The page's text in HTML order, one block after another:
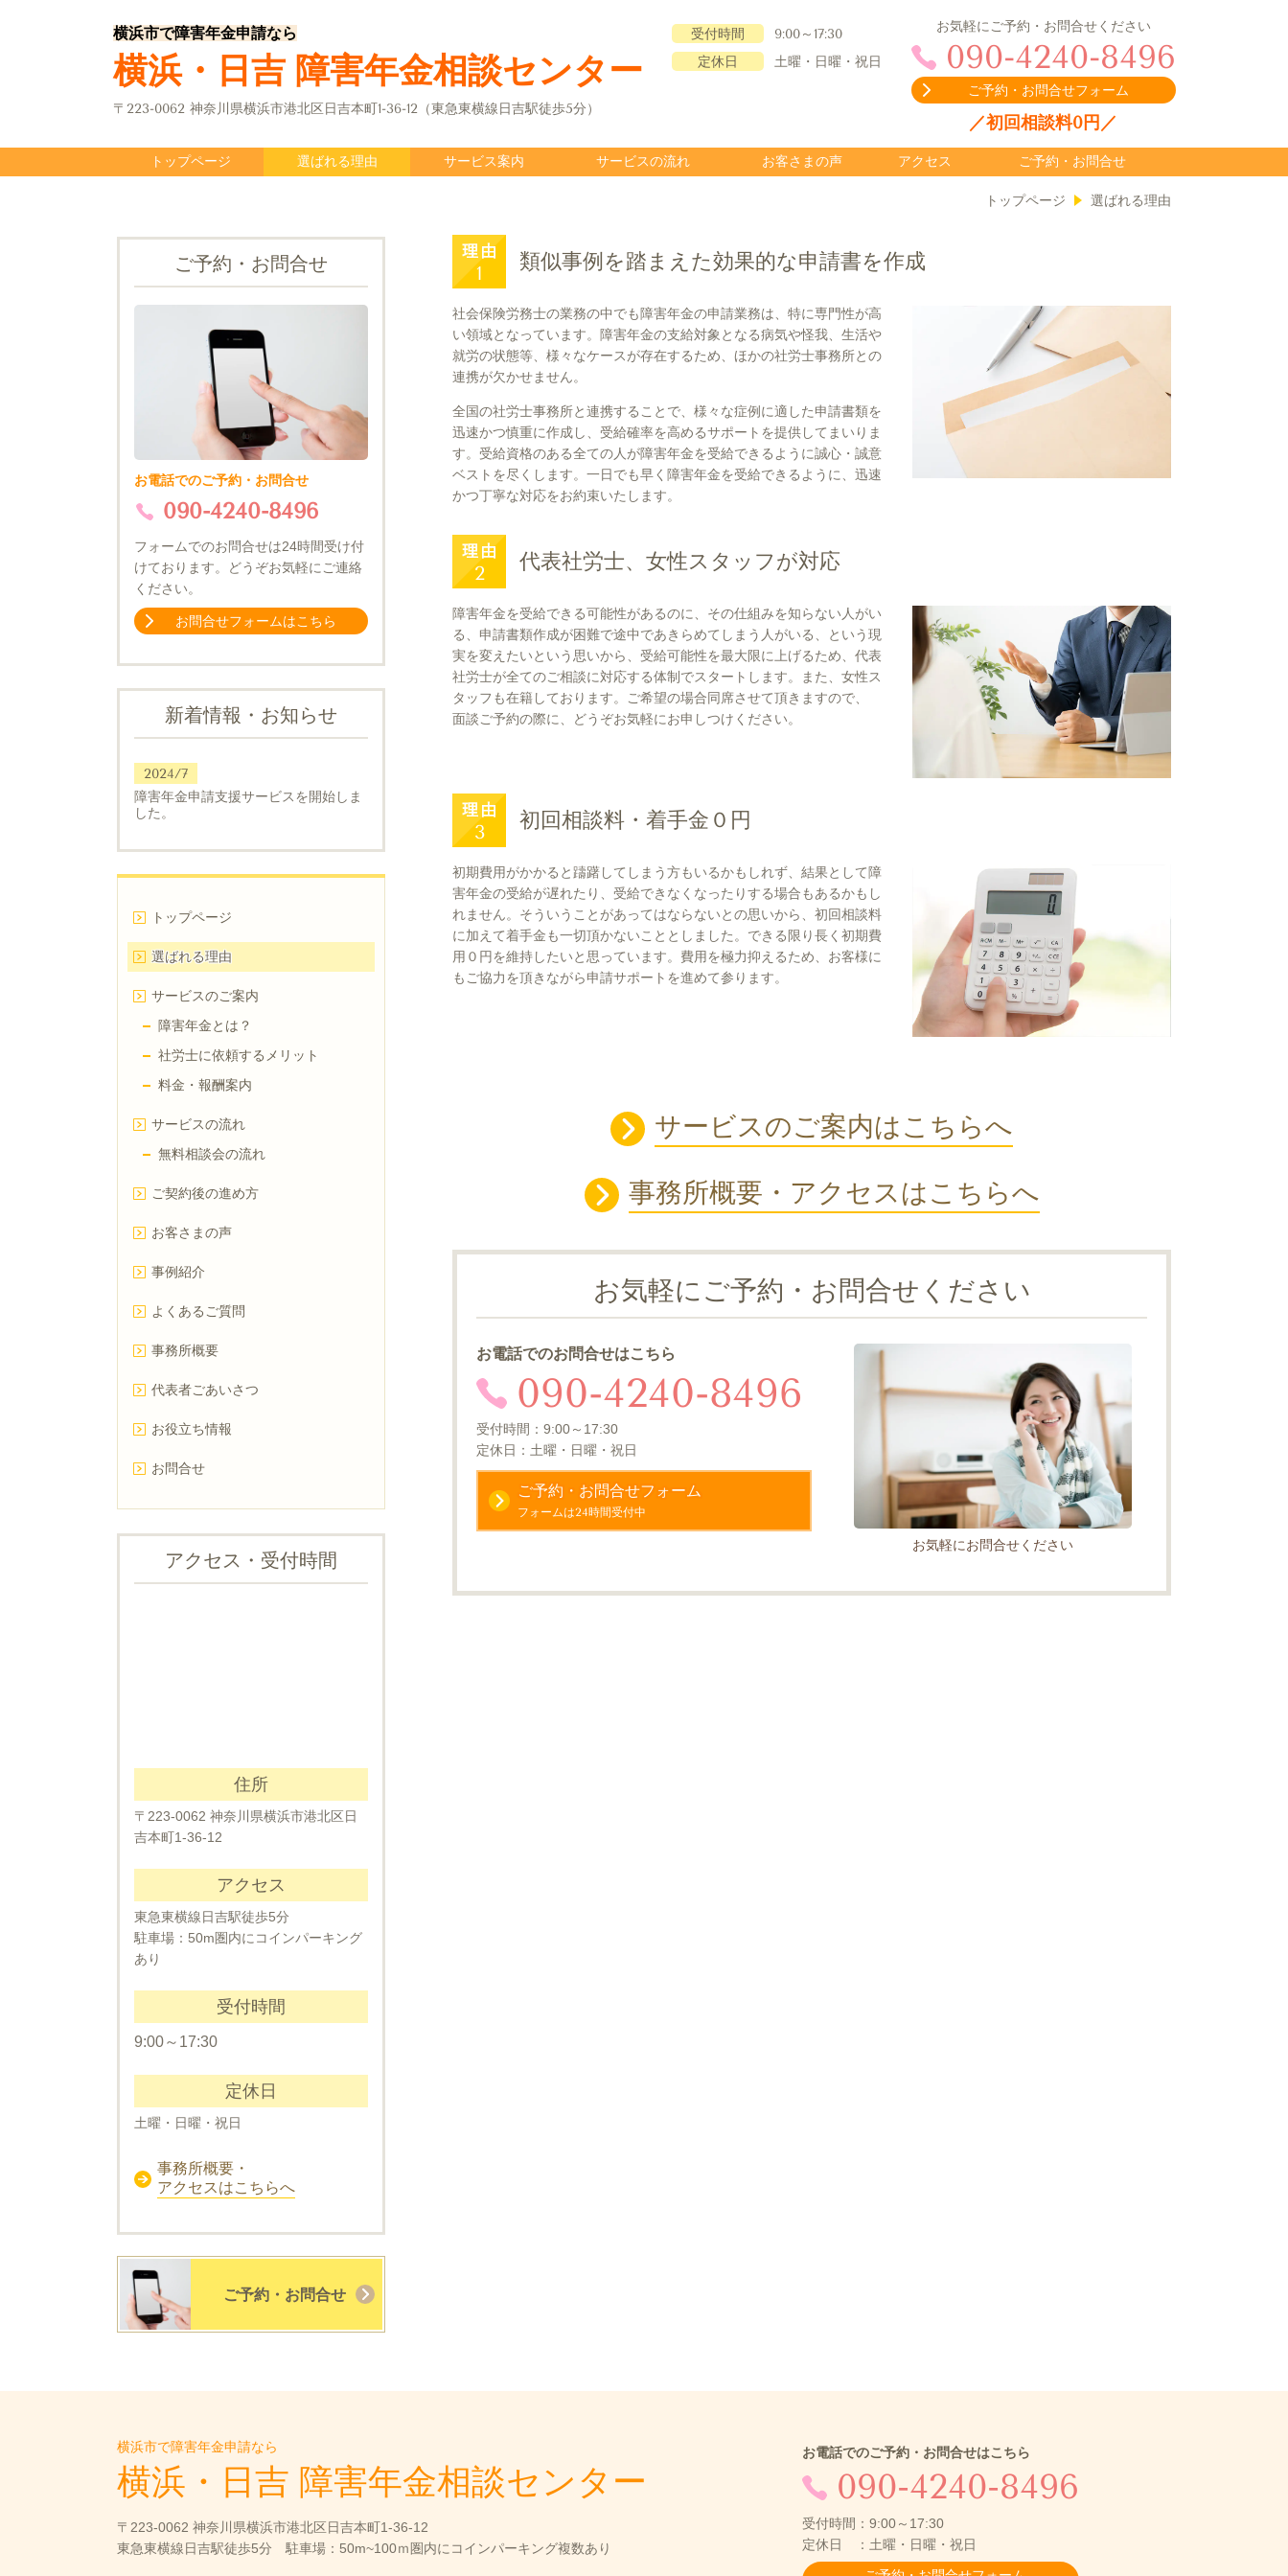
横浜市で障害年金申請なら
横浜・日吉 障害年金相談センター
〒223-0062 神奈川県横浜市港北区日吉本町1-36-12（東急東横線日吉駅徒歩5分）
受付時間
9:00～17:30
定休日
土曜・日曜・祝日
お気軽にご予約・お問合せください
090-4240-8496
ご予約・お問合せフォーム
／初回相談料0円／
トップページ 選ばれる理由 サービス案内 サービスの流れ お客さまの声 アクセス ご予約・お問合せ
トップページ 選ばれる理由
類似事例を踏まえた効果的な申請書を作成
社会保険労務士の業務の中でも障害年金の申請業務は、特に専門性が高
い領域となっています。障害年金の支給対象となる病気や怪我、生活や
就労の状態等、様々なケースが存在するため、ほかの社労士事務所との
連携が欠かせません。
全国の社労士事務所と連携することで、様々な症例に適した申請書類を
迅速かつ慎重に作成し、受給確率を高めるサポートを提供してまいりま
す。受給資格のある全ての人が障害年金を受給できるように誠心・誠意
ベストを尽くします。一日でも早く障害年金を受給できるように、迅速
かつ丁寧な対応をお約束いたします。
代表社労士、女性スタッフが対応
障害年金を受給できる可能性があるのに、その仕組みを知らない人がい
る、申請書類作成が困難で途中であきらめてしまう人がいる、という現
実を変えたいという思いから、受給可能性を最大限に上げるため、代表
社労士が全てのご相談に対応する体制でスタートします。また、女性ス
タッフも在籍しております。ご希望の場合同席させて頂きますので、
面談ご予約の際に、どうぞお気軽にお申しつけください。
初回相談料・着手金０円
初期費用がかかると躊躇してしまう方もいるかもしれず、結果として障
害年金の受給が遅れたり、受給できなくなったりする場合もあるかもし
れません。そういうことがあってはならないとの思いから、初回相談料
に加えて着手金も一切頂かないこととしました。できる限り長く初期費
用０円を維持したいと思っています。費用を極力抑えるため、お客様に
もご協力を頂きながら申請サポートを進めて参ります。
サービスのご案内はこちらへ
事務所概要・アクセスはこちらへ
お気軽にご予約・お問合せください
お気軽にお問合せください
お電話でのお問合せはこちら
090-4240-8496
受付時間：9:00～17:30
定休日：土曜・日曜・祝日
ご予約・お問合せフォーム
フォームは24時間受付中
ご予約・お問合せ
お電話でのご予約・お問合せ
090-4240-8496
フォームでのお問合せは24時間受け付
けております。どうぞお気軽にご連絡
ください。
お問合せフォームはこちら
新着情報・お知らせ
2024/7
障害年金申請支援サービスを開始しま
した。
トップページ
選ばれる理由
サービスのご案内
障害年金とは？
社労士に依頼するメリット
料金・報酬案内
サービスの流れ
無料相談会の流れ
ご契約後の進め方
お客さまの声
事例紹介
よくあるご質問
事務所概要
代表者ごあいさつ
お役立ち情報
お問合せ
アクセス・受付時間
住所
〒223-0062 神奈川県横浜市港北区日
吉本町1-36-12
アクセス
東急東横線日吉駅徒歩5分
駐車場：50m圏内にコインパーキング
あり
受付時間
9:00～17:30
定休日
土曜・日曜・祝日
事務所概要・
アクセスはこちらへ
ご予約・お問合せ
横浜市で障害年金申請なら
横浜・日吉 障害年金相談センター
〒223-0062 神奈川県横浜市港北区日吉本町1-36-12
東急東横線日吉駅徒歩5分 駐車場：50m~100ｍ圏内にコインパーキング複数あり
お電話でのご予約・お問合せはこちら
090-4240-8496
受付時間：9:00～17:30
定休日 ：土曜・日曜・祝日